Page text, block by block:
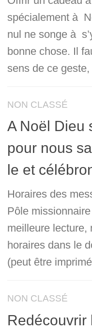
spécialement à
nul ne songe à
bonne chose. Il
sens de ce
NON CLASSÉ
A Noël Dieu
pour nous
le et
Horaires des
Pôle
meilleure lecture,
horaires dans le
(peut être
NON CLASSÉ
Redécouvrir